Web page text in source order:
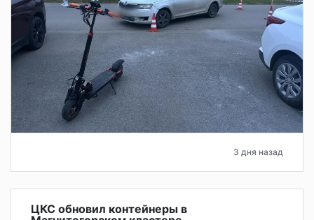
3 дня назад
ЦКС обновил контейнеры в